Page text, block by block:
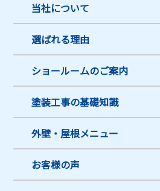
当社について
選ばれる理由
ショールームのご案内
塗装工事の基礎知識
外壁・屋根メニュー
お客様の声